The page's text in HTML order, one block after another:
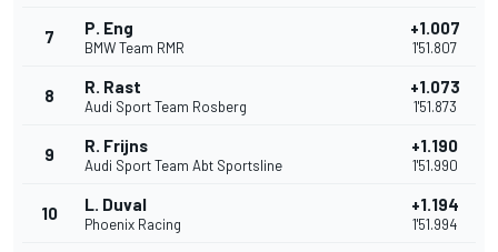
7 P. Eng
BMW Team RMR
+1.007
1'51.807
8 R. Rast
Audi Sport Team Rosberg
+1.073
1'51.873
9 R. Frijns
Audi Sport Team Abt Sportsline
+1.190
1'51.990
10 L. Duval
Phoenix Racing
+1.194
1'51.994